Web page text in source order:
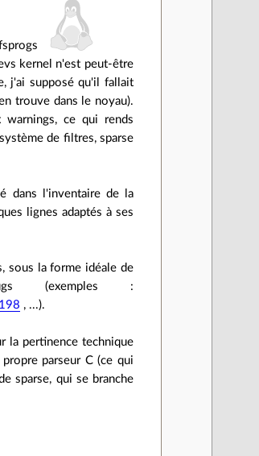
kernel n'est peut-être
j'ai supposé qu'il fallait
trouve dans le noyau).
ce qui rends
de filtres, sparse
dans l'inventaire de la
lignes adaptés à ses
sous la forme idéale de
(exemples :
, ...).
la pertinence technique
parseur C (ce qui
sparse, qui se branche